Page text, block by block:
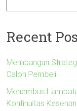
Recent
Membangun
Calon Pembeli
Menembus
Kontinuitas